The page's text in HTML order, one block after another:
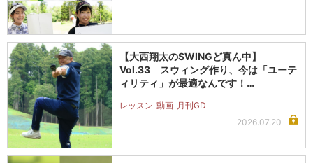
【大西翔太のSWINGど真ん中】
Vol.33 スウィング作り、今は「ユーテ
ィリティ」が最適なんです！…
レッスン 動画 月刊GD
2026.07.20